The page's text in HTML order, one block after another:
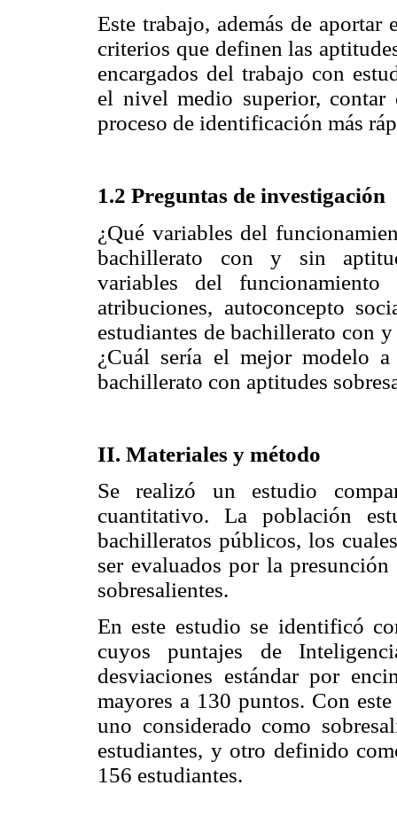
Este trabajo, además de
criterios que definen las
encargados del trabajo con
el nivel medio superior, contar
proceso de identificación más
1.2 Preguntas de investigación
¿Qué variables del
bachillerato con y sin
variables del
atribuciones, autoconcepto
estudiantes de bachillerato con
¿Cuál sería el mejor modelo
bachillerato con aptitudes
II. Materiales y método
Se realizó un estudio
cuantitativo. La población
bachilleratos públicos, los
ser evaluados por la
sobresalientes.
En este estudio se identificó
cuyos puntajes de
desviaciones estándar por
mayores a 130 puntos. Con
uno considerado como
estudiantes, y otro definido
156 estudiantes.